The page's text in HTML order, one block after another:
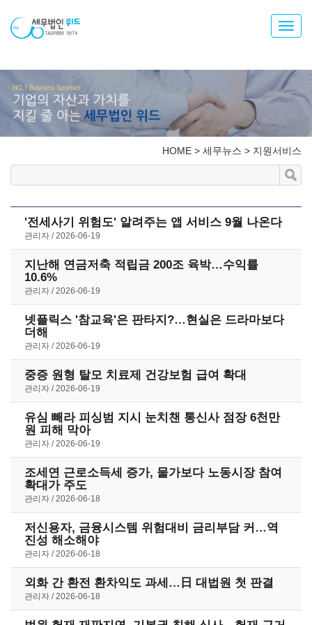
HOME > 세무뉴스 > 지원서비스
'전세사기 위험도' 알려주는 앱 서비스 9월 나온다
관리자 2026-06-19
지난해 연금저축 적립금 200조 육박…수익률
10.6%
관리자 2026-06-19
넷플릭스 '참교육'은 판타지?…현실은 드라마보다
더해
관리자 2026-06-19
중증 원형 탈모 치료제 건강보험 급여 확대
관리자 2026-06-19
유심 빼라 피싱범 지시 눈치챈 통신사 점장 6천만
원 피해 막아
관리자 2026-06-19
조세연 근로소득세 증가, 물가보다 노동시장 참여
확대가 주도
관리자 2026-06-18
저신용자, 금융시스템 위험대비 금리부담 커…역
진성 해소해야
관리자 2026-06-18
외화 간 환전 환차익도 과세…日 대법원 첫 판결
관리자 2026-06-18